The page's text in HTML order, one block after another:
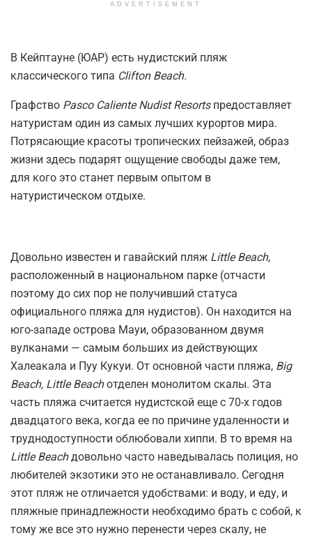
ADVERTISEMENT
В Кейптауне (ЮАР) есть нудистский пляж
классического типа Clifton Beach.
Графство Pasco Caliente Nudist Resortsпредоставляет
натуристам один из самых лучших курортов мира.
Потрясающие красоты тропических пейзажей, образ
жизни здесь подарят ощущение свободы даже тем,
для кого это станет первым опытом в
натуристическом отдыхе.
Довольно известен и гавайский пляж Little Beach,
расположенный в национальном парке (отчасти
поэтому до сих пор не получивший статуса
официального пляжа для нудистов). Он находится на
юго-западе острова Мауи, образованном двумя
вулканами — самым больших из действующих
Халеакала и Пуу Кукуи. От основной части пляжа, Big
Beach, Little Beachотделен монолитом скалы. Эта
часть пляжа считается нудистской еще с 70-х годов
двадцатого века, когда ее по причине удаленности и
труднодоступности облюбовали хиппи. В то время на
Little Beachдовольно часто наведывалась полиция, но
любителей экзотики это не останавливало. Сегодня
этот пляж не отличается удобствами: и воду, и еду, и
пляжные принадлежности необходимо брать с собой, к
тому же все это нужно перенести через скалу, не